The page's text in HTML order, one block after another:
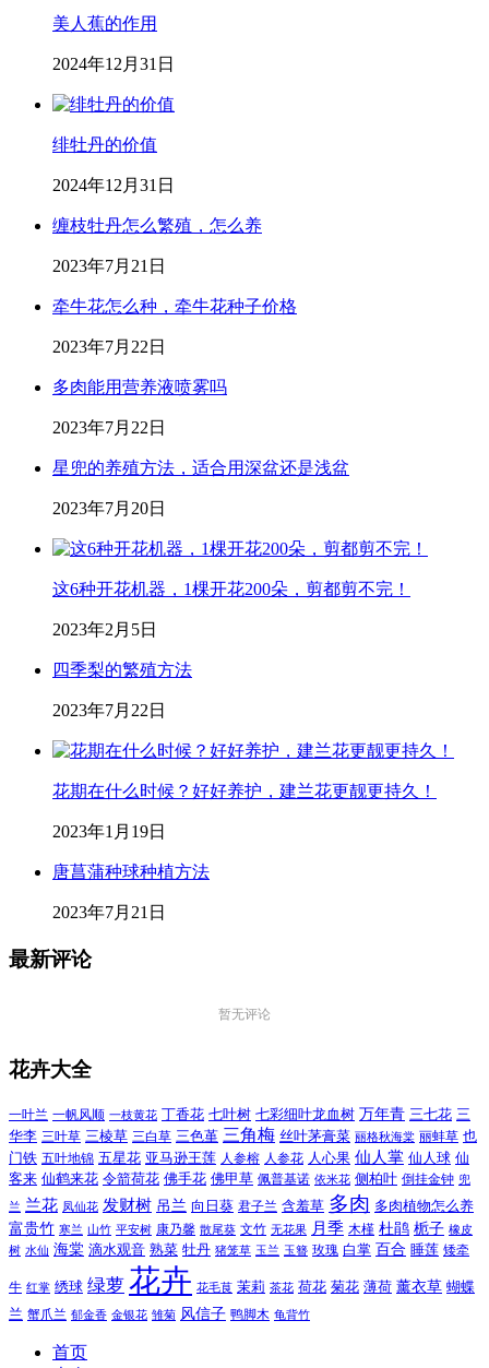
美人蕉的作用
2024年12月31日
绯牡丹的价值
2024年12月31日
缠枝牡丹怎么繁殖，怎么养
2023年7月21日
牵牛花怎么种，牵牛花种子价格
2023年7月22日
多肉能用营养液喷雾吗
2023年7月22日
星兜的养殖方法，适合用深盆还是浅盆
2023年7月20日
这6种开花机器，1棵开花200朵，剪都剪不完！
2023年2月5日
四季梨的繁殖方法
2023年7月22日
花期在什么时候？好好养护，建兰花更靓更持久！
2023年1月19日
唐菖蒲种球种植方法
2023年7月21日
最新评论
暂无评论
花卉大全
一叶兰 一帆风顺 一枝黄花 丁香花 七叶树 七彩细叶龙血树 万年青 三七花 三
华李 三叶草 三棱草 三白草 三色堇 三角梅 丝叶茅膏菜 丽格秋海棠 丽蚌草 也
门铁 五叶地锦 五星花 亚马逊王莲 人参榕 人参花 人心果 仙人掌 仙人球 仙
客来 仙鹤来花 令箭荷花 佛手花 佛甲草 佩普基诺 依米花 侧柏叶 倒挂金钟 兜
兰 兰花 凤仙花 发财树 吊兰 向日葵 君子兰 含羞草 多肉 多肉植物怎么养
富贵竹 寒兰 山竹 平安树 康乃馨 散尾葵 文竹 无花果 月季 木槿 杜鹃 栀子 橡皮
树 水仙 海棠 滴水观音 熟菜 牡丹 猪笼草 玉兰 玉簪 玫瑰 白掌 百合 睡莲 矮牵
牛 红掌 绣球 绿萝 花卉 花毛茛 茉莉 茶花 荷花 菊花 薄荷 薰衣草 蝴蝶
兰 蟹爪兰 郁金香 金银花 雏菊 风信子 鸭脚木 龟背竹
首页